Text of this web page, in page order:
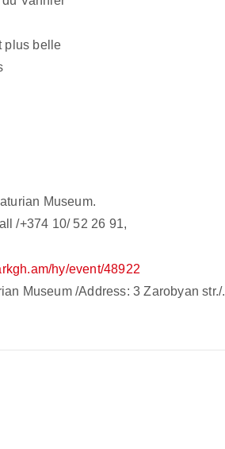
plus belle
Museum.
/+374 10/ 52 26 91,
hy/event/48922
Museum /Address: 3 Zarobyan str./.